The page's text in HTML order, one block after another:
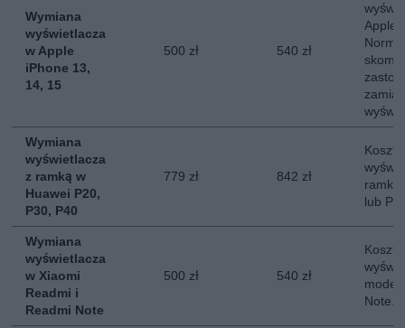
Wymiana
wyświetlacza
w Apple
iPhone 13,
14, 15
500 zł 540 zł
Apple
Wymiana
wyświetlacza
z ramką w
Huawei P20,
P30, P40
779 zł 842 zł
Koszt
ramką
lub
Wymiana
wyświetlacza
w Xiaomi
Readmi i
Readmi Note
500 zł 540 zł
Koszt
Note.